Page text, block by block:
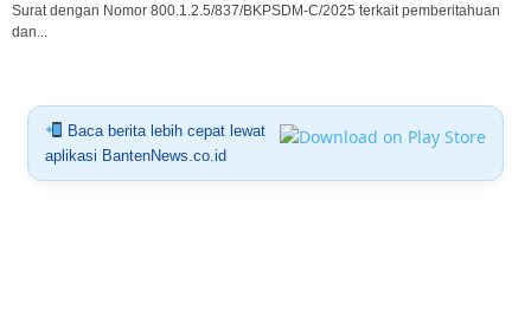
Surat dengan Nomor 800.1.2.5/837/BKPSDM-C/2025 terkait pemberitahuan
dan...
Baca berita lebih cepat lewat
aplikasi BantenNews.co.id